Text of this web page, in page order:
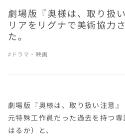
劇場版『奥様は、取り扱
リアをリグナで美術協力
た。
ドラマ・映画
劇場版『奥様は、取り扱い注意』
元特殊工作員だった過去を持つ
はるか）と、